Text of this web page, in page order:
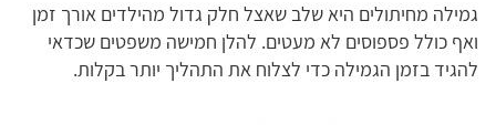
גמילה מחיתולים היא שלב שאצל חלק גדול מהילדים אורך זמן
ואף כולל פספוסים לא מעטים. להלן חמישה משפטים שכדאי
להגיד בזמן הגמילה כדי לצלוח את התהליך יותר בקלות.